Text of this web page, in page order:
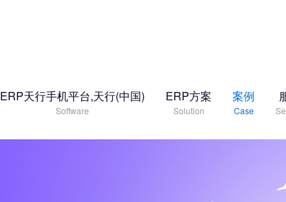
ERP天行手机平台,天行(中国)
Software
ERP方案
Solution
案例
Case